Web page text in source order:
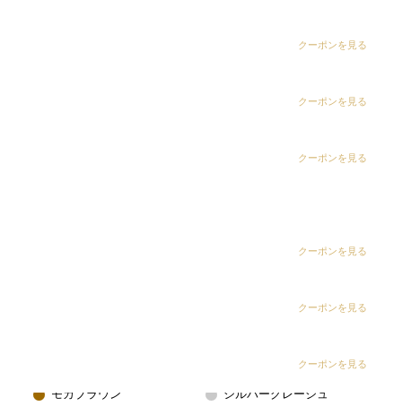
クーポンを見る
クーポンを見る
クーポンを見る
クーポンを見る
クーポンを見る
クーポンを見る
コーラルベージュ
ピスタチオグレージュ
インナーカラー
シルバーベージュ
モカブラウン シルバーグレージュ